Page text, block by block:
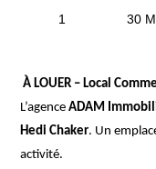
1 30
À LOUER – Local
L’agence ADAM
Hedi Chaker. Un
activité.